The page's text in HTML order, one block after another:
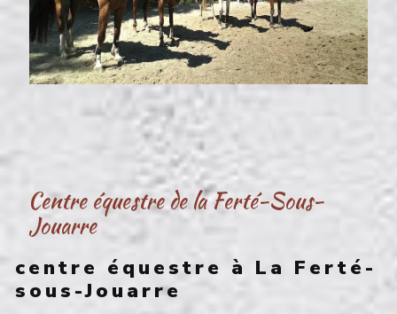
Centre équestre de la Ferté-Sous-
Jouarre
centre équestre à La Ferté-
sous-Jouarre